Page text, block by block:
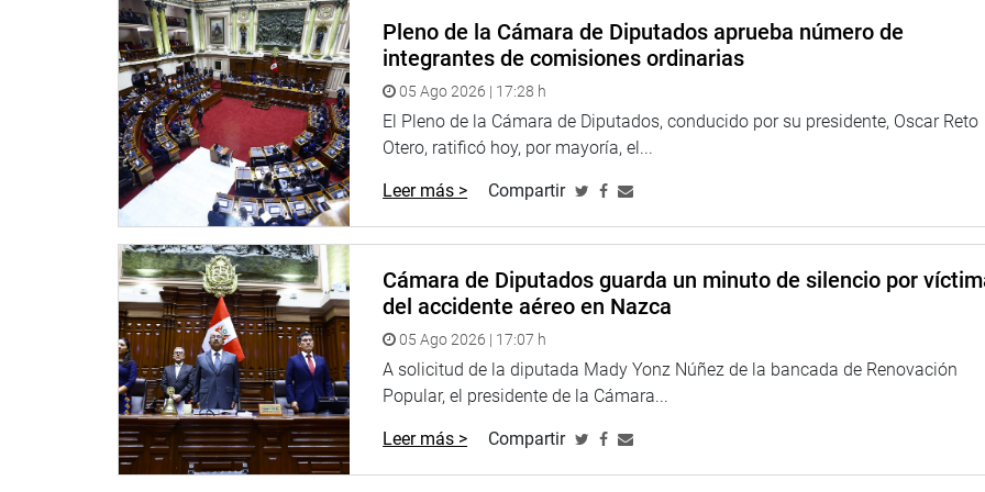
atraviesa el país, y cuando el Gobierno está trabajando por el retorno de las clases en forma presencial, se
plantee el cambio del ministro del sector, con argumentos que no son serios.
“Dejen trabajar a los ministros y al Gobierno”, afirmó.
Por su lado, el congresista Elvis Vergara Mendoza (AP) consideró que es un sentimiento generalizado “hacer el
mayor de los esfuerzos para ponernos de acuerdo y sacar adelante la salud y la educación”, importantes en el
desarrollo de un país.
Destacó el trabajo del primer quinquenio de Alberto Fujimori en la infraestructura de la educación y demandó que
en “un gobierno de maestros” la esperanza de mejorar la educación se está esfumando. Pidió que no quede
impune el castigo a los responsables de la filtración de la prueba.
También, consideró que el caso ensombrece el prestigio de docente de Gallardo Gómez por no haber actuado
con la debida severidad y que lo podría hacer pasible de una eventual censura.
Por su parte, el parlamentario Wilmar Elera García (SP) dijo que nadie duda de la capacidad del titular de
Educación, pero que políticamente no tuvo la reacción que debió tener, en forma inmediata, después de la toma
de la prueba.
“Ojalá, el ministro anule inmediatamente la prueba y no solo la suspenda, como lo han informado a través de
Pleno de la Cámara de Diputados aprueba número de
integrantes de comisiones ordinarias
05 Ago 2026 | 17:28 h
El Pleno de la Cámara de Diputados, conducido por su presidente, Oscar Reto
Otero, ratificó hoy, por mayoría, el...
Leer más > Compartir
Cámara de Diputados guarda un minuto de silencio por
del accidente aéreo en Nazca
05 Ago 2026 | 17:07 h
A solicitud de la diputada Mady Yonz Núñez de la bancada de Renovación
Popular, el presidente de la Cámara...
Leer más > Compartir